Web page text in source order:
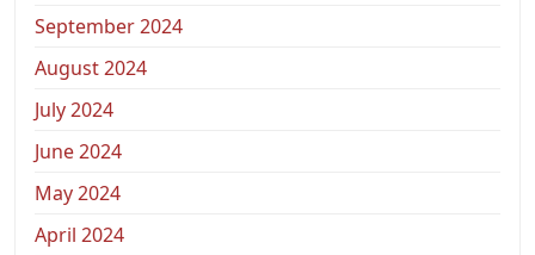
September 2024
August 2024
July 2024
June 2024
May 2024
April 2024